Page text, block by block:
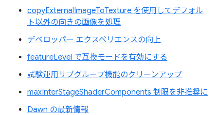
copyExternalImageToTexture を使用してデフォル
ト以外の向きの画像を処理
デベロッパー エクスペリエンスの向上
featureLevel で互換モードを有効にする
試験運用サブグループ機能のクリーンアップ
maxInterStageShaderComponents 制限を非推奨に
Dawn の最新情報